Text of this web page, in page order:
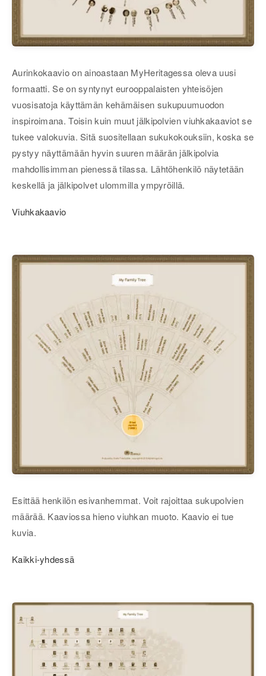
Aurinkokaavio on ainoastaan MyHeritagessa oleva uusi
formaatti. Se on syntynyt eurooppalaisten yhteisöjen
vuosisatoja käyttämän kehämäisen sukupuumuodon
inspiroimana. Toisin kuin muut jälkipolvien viuhkakaaviot se
tukee valokuvia. Sitä suositellaan sukukokouksiin, koska se
pystyy näyttämään hyvin suuren määrän jälkipolvia
mahdollisimman pienessä tilassa. Lähtöhenkilö näytetään
keskellä ja jälkipolvet ulommilla ympyröillä.
Viuhkakaavio
Esittää henkilön esivanhemmat. Voit rajoittaa sukupolvien
määrää. Kaaviossa hieno viuhkan muoto. Kaavio ei tue
kuvia.
Kaikki-yhdessä